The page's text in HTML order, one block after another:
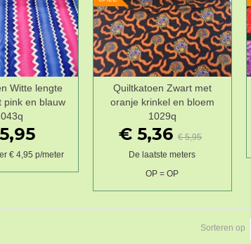
Wenslijst
Witte lengte
pink en blauw
€ 4,95 p/meter
Wenslijst
Quiltkatoen Zwart met
oranje krinkel en bloem
1029q
€ 5,36 € 5,95
De laatste meters
OP = OP
Sorteren op